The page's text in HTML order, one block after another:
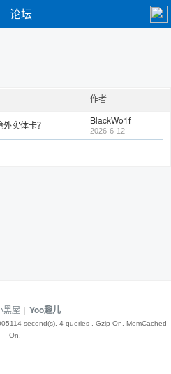
论坛
作者
实体卡？ BlackWo1f
2026-6-12
黑屋 | Yoo趣儿
second(s), 4 queries , Gzip On, MemCached
On.